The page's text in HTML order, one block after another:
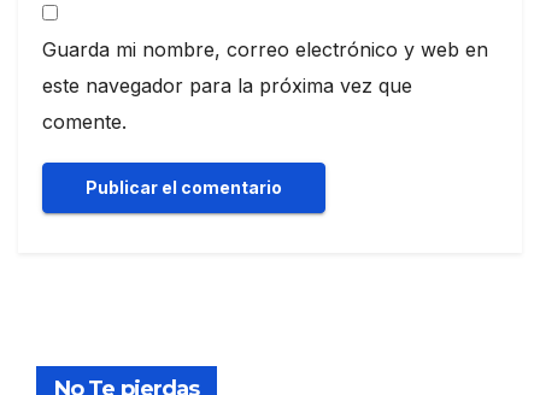
Guarda mi nombre, correo electrónico y web en
este navegador para la próxima vez que
comente.
No Te pierdas